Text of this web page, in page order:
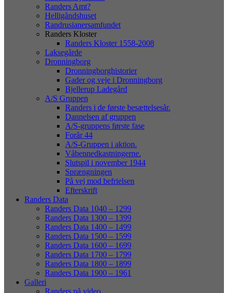
Randers Amt?
Helligåndshuset
Randrusianersamfundet
Randers Kloster
Randers Kloster 1558-2008
Laksegårde
Dronningborg
Dronningborghistorier
Gader og veje i Dronningborg
Bjellerup Ladegård
A/S Gruppen
Randers i de første besættelsesår.
Dannelsen af gruppen
A/S-gruppens første fase
Forår 44
A/S-Gruppen i aktion.
Våbennedkastningerne.
Slutspil i november 1944
Sprængningen
På vej mod befrielsen
Efterskrift
Randers Data
Randers Data 1040 – 1299
Randers Data 1300 – 1399
Randers Data 1400 – 1499
Randers Data 1500 – 1599
Randers Data 1600 – 1699
Randers Data 1700 – 1799
Randers Data 1800 – 1899
Randers Data 1900 – 1961
Galleri
Randers på video